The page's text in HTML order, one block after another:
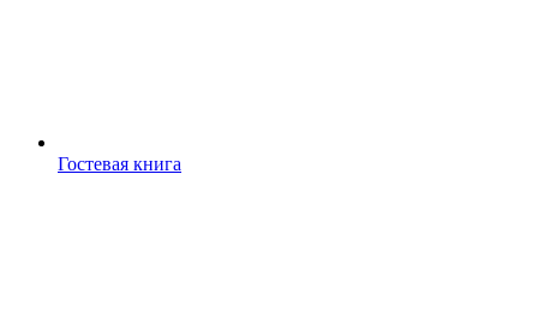
Гостевая книга